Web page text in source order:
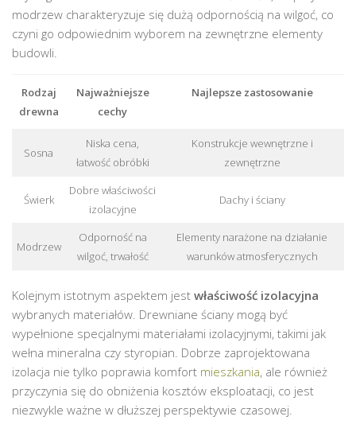
modrzew charakteryzuje się dużą odpornością na wilgoć, co
czyni go odpowiednim wyborem na zewnętrzne elementy
budowli.
Rodzaj
drewna
Najważniejsze
cechy
Najlepsze zastosowanie
Sosna
Niska cena,
łatwość obróbki
Konstrukcje wewnętrzne i
zewnętrzne
Świerk
Dobre właściwości
izolacyjne
Dachy i ściany
Modrzew
Odporność na
wilgoć, trwałość
Elementy narażone na działanie
warunków atmosferycznych
Kolejnym istotnym aspektem jest właściwość izolacyjna
wybranych materiałów. Drewniane ściany mogą być
wypełnione specjalnymi materiałami izolacyjnymi, takimi jak
wełna mineralna czy styropian. Dobrze zaprojektowana
izolacja nie tylko poprawia komfort mieszkania, ale również
przyczynia się do obniżenia kosztów eksploatacji, co jest
niezwykle ważne w dłuższej perspektywie czasowej.